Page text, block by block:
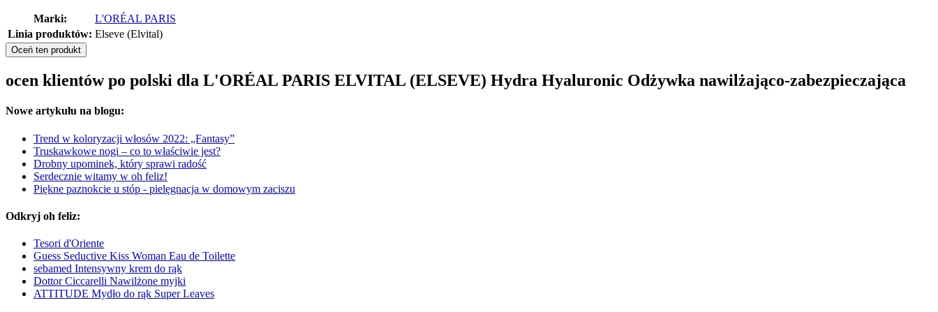
Marki:
L'ORÉAL PARIS
Linia produktów: Elseve (Elvital)
Oceń ten produkt
ocen klientów po polski dla L'ORÉAL PARIS ELVITAL (ELSEVE) Hydra Hyaluronic Odżywka nawilżająco-zabezpieczająca
Nowe artykułu na blogu:
Trend w koloryzacji włosów 2022: „Fantasy”
Truskawkowe nogi – co to właściwie jest?
Drobny upominek, który sprawi radość
Serdecznie witamy w oh feliz!
Piękne paznokcie u stóp - pielęgnacja w domowym zaciszu
Odkryj oh feliz:
Tesori d'Oriente
Guess Seductive Kiss Woman Eau de Toilette
sebamed Intensywny krem do rąk
Dottor Ciccarelli Nawilżone myjki
ATTITUDE Mydło do rąk Super Leaves